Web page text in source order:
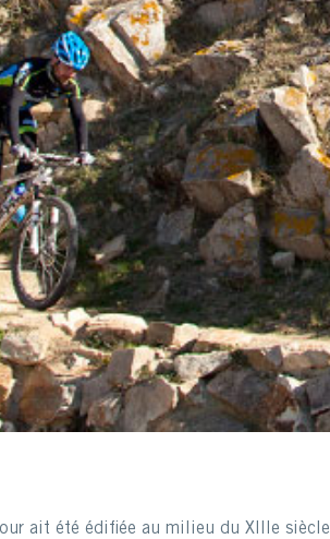
ait été édifiée au milieu du XIIIe